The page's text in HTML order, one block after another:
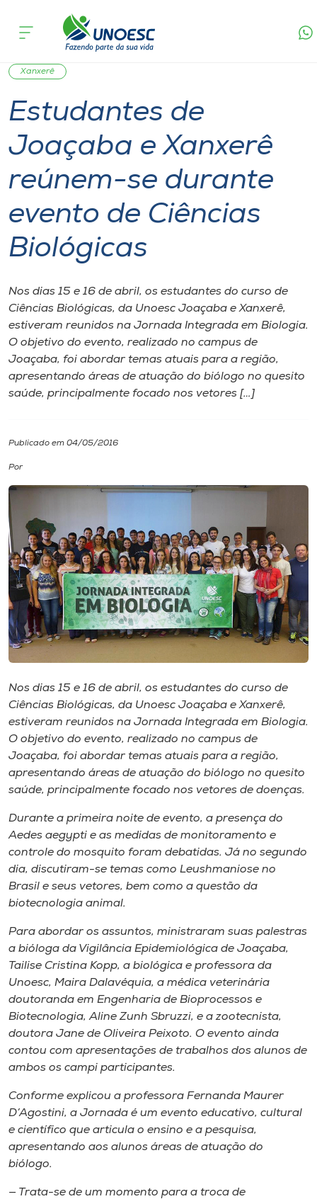
Cursos
Onde estamos
Pesquisa
Atendimento ao Estudante
A
Internacionalização
I.nova
Diplomados
Biblioteca
Editora
Rádio
Museu
Unoesc
Store
Selecione
o idioma
acontece
Xanxerê
Estudantes de
Joaçaba e Xanxerê
reúnem-se durante
evento de Ciências
Biológicas
Nos dias 15 e 16 de abril, os estudantes do curso de
Ciências Biológicas, da Unoesc Joaçaba e Xanxerê,
estiveram reunidos na Jornada Integrada em Biologia.
O objetivo do evento, realizado no campus de
Joaçaba, foi abordar temas atuais para a região,
apresentando áreas de atuação do biólogo no quesito
saúde, principalmente focado nos vetores […]
Publicado em 04/05/2016
Por
Nos dias 15 e 16 de abril, os estudantes do curso de
Ciências Biológicas, da Unoesc Joaçaba e Xanxerê,
estiveram reunidos na Jornada Integrada em Biologia.
O objetivo do evento, realizado no campus de
Joaçaba, foi abordar temas atuais para a região,
apresentando áreas de atuação do biólogo no quesito
saúde, principalmente focado nos vetores de doenças.
Durante a primeira noite de evento, a presença do
Aedes aegypti e as medidas de monitoramento e
controle do mosquito foram debatidas. Já no segundo
dia, discutiram-se temas como Leushmaniose no
Brasil e seus vetores, bem como a questão da
biotecnologia animal.
Para abordar os assuntos, ministraram suas palestras
a bióloga da Vigilância Epidemiológica de Joaçaba,
Tailise Cristina Kopp, a biológica e professora da
Unoesc, Maira Dalavéquia, a médica veterinária
doutoranda em Engenharia de Bioprocessos e
Biotecnologia, Aline Zunh Sbruzzi, e a zootecnista,
doutora Jane de Oliveira Peixoto. O evento ainda
contou com apresentações de trabalhos dos alunos de
ambos os campi participantes.
Conforme explicou a professora Fernanda Maurer
D’Agostini, a Jornada é um evento educativo, cultural
e científico que articula o ensino e a pesquisa,
apresentando aos alunos áreas de atuação do
biólogo.
— Trata-se de um momento para a troca de